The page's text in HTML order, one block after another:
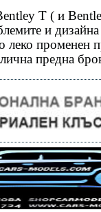
T ( и
и
леко
предна